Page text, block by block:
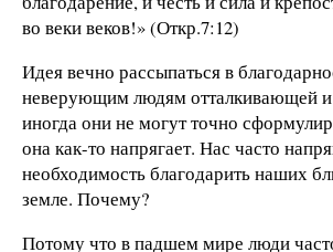
во веки веков!» (Откр.7:12)
Идея вечно рассыпаться в
неверующим людям отталкивающей
иногда они не могут точно
она как-то напрягает. Нас часто
необходимость благодарить наших
земле. Почему?
Потому что в падшем мире люди